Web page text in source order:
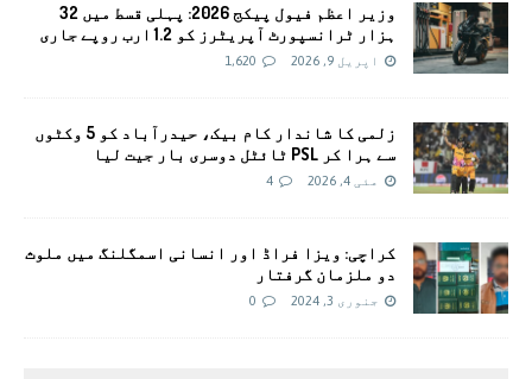
وزير اعظم فیول پیکج 2026: پہلی قسط میں 32
ہزار ٹرانسپورٹ آپریٹرز کو 1.2 ارب روپے جاری
اپریل 9, 2026 1,620
زلمی کا شاندار کام بیک، حیدرآباد کو 5 وکٹوں
سے ہرا کر PSL ٹائٹل دوسری بار جیت لیا
مئی 4, 2026 4
کراچی: ویزا فراڈ اور انسانی اسمگلنگ میں ملوث
دو ملزمان گرفتار
جنوری 3, 2024 0